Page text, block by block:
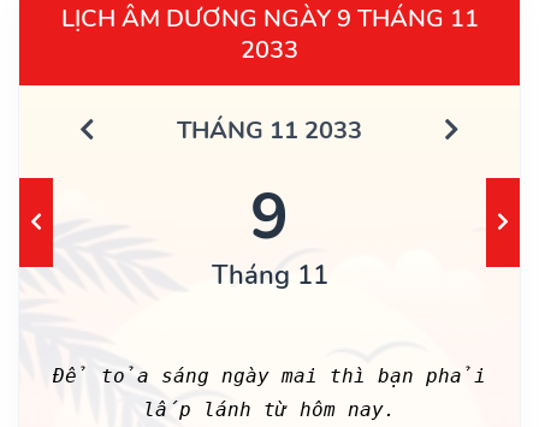
LỊCH ÂM DƯƠNG NGÀY 9 THÁNG 11
2033
THÁNG 11 2033
9
Tháng 11
Để tỏa sáng ngày mai thì bạn phải
lấp lánh từ hôm nay.